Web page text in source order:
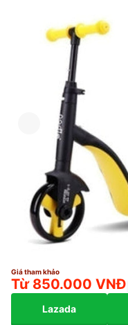
Giá tham khảo
Từ 850.000 VNĐ
Lazada